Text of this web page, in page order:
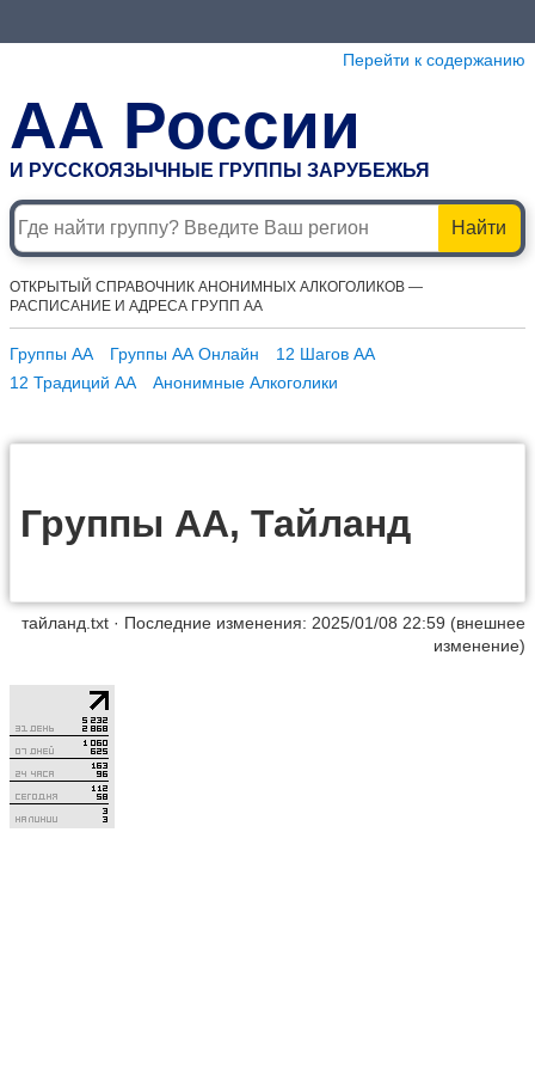
Перейти к содержанию
АА России
И РУССКОЯЗЫЧНЫЕ ГРУППЫ ЗАРУБЕЖЬЯ
Найти
ОТКРЫТЫЙ СПРАВОЧНИК АНОНИМНЫХ АЛКОГОЛИКОВ —
РАСПИСАНИЕ И АДРЕСА ГРУПП АА
Группы АА Группы АА Онлайн
12 Шагов АА
12 Традиций АА
Анонимные Алкоголики
Группы АА, Тайланд
тайланд.txt · Последние изменения: 2025/01/08 22:59 (внешнее
изменение)